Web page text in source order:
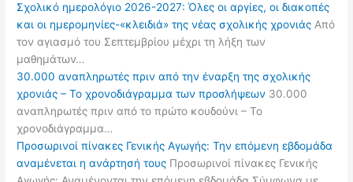
Σχολικό ημερολόγιο 2026-2027: Όλες οι αργίες, οι διακοπές
και οι ημερομηνίες-«κλειδιά» της νέας σχολικής χρονιάς Από
τον αγιασμό του Σεπτεμβρίου μέχρι τη λήξη των
μαθημάτων…
30.000 αναπληρωτές πριν από την έναρξη της σχολικής
χρονιάς – Το χρονοδιάγραμμα των προσλήψεων 30.000
αναπληρωτές πριν από το πρώτο κουδούνι – Το
χρονοδιάγραμμα…
Προσωρινοί πίνακες Γενικής Αγωγής: Την επόμενη εβδομάδα
αναμένεται η ανάρτησή τους Προσωρινοί πίνακες Γενικής